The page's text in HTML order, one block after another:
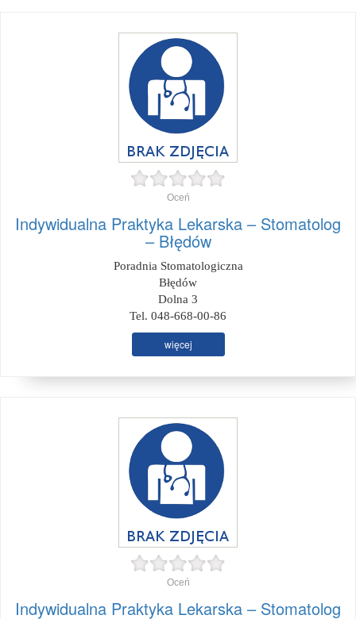
Oceń
Indywidualna Praktyka Lekarska – Stomatolog
– Błędów
Poradnia Stomatologiczna
Błędów
Dolna 3
Tel. 048-668-00-86
więcej
Oceń
Indywidualna Praktyka Lekarska – Stomatolog